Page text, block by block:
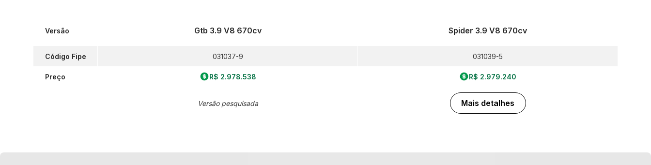
Versão
Código Fipe
Preço
Gtb 3.9 V8 670cv
031037-9
R$ 2.978.538
Versão pesquisada
Spider 3.9 V8 670cv
031039-5
R$ 2.979.240
Mais detalhes